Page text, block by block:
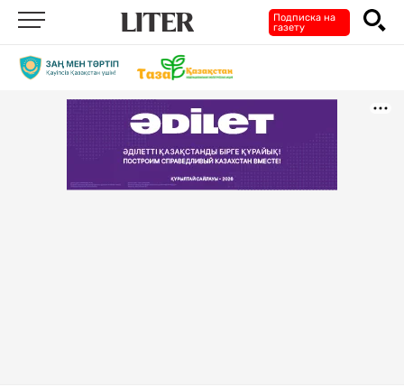
Подписка на
газету